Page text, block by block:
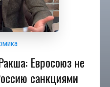
Евросоюз не
санкциями